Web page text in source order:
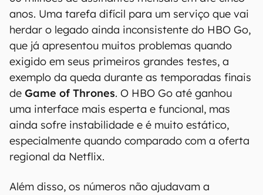
anos. Uma tarefa difícil para um serviço que vai
herdar o legado ainda inconsistente do HBO Go,
que já apresentou muitos problemas quando
exigido em seus primeiros grandes testes, a
exemplo da queda durante as temporadas finais
de Game of Thrones. O HBO Go até ganhou
uma interface mais esperta e funcional, mas
ainda sofre instabilidade e é muito estático,
especialmente quando comparado com a oferta
regional da Netflix.
Além disso, os números não ajudavam a